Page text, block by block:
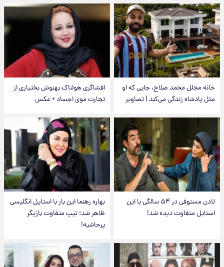
خانه مجلل محمد صلاح، جایی که او
مثل پادشاه زندگی می‌کند | تصاویر
افشاگری هولناک بهنوش بختیاری از
تجارت موی اجساد + عکس
لادن مستوفی در ۵۴ سالگی با این
استایل متفاوت دیده شد!
بهاره رهنما این بار با استایل انگلیسی
ظاهر شد؛ تیپ متفاوت بازیگر
پرحاشیه!